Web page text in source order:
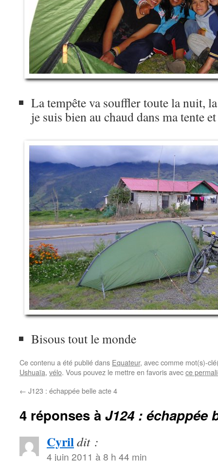
La tempête va souffler toute la nuit,
je suis bien au chaud dans ma tente
Bisous tout le monde
Ce contenu a été publié dans Equateur, avec comme mot(s)-
Ushuaïa, vélo. Vous pouvez le mettre en favoris avecce
← J123 : échappée belle acte 4
4 réponses à J124 : échappée
Cyrildit :
4 juin 2011 à 8 h 44 min